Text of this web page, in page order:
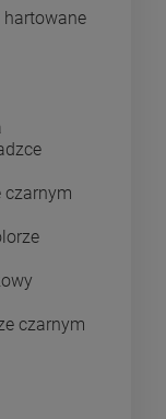
hartowane
czarnym
czarnym